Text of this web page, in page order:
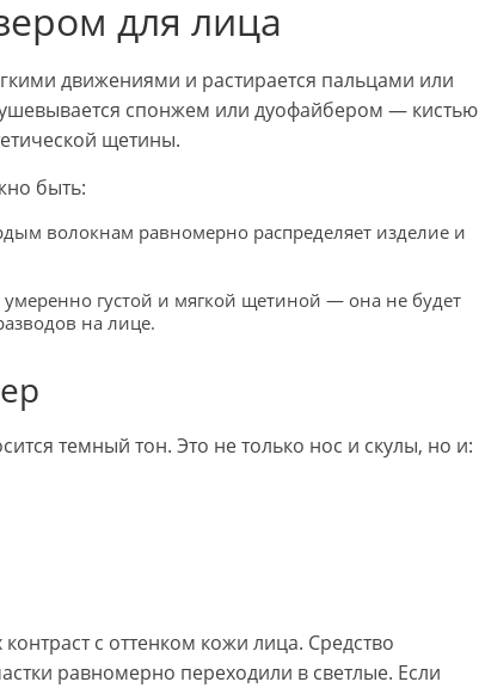
для лица
движениями и растирается пальцами или
спонжем или дуофайбером — кистью
щетины.
быть:
волокнам равномерно распределяет изделие и
густой и мягкой щетиной — она ​​не будет
на лице.
темный тон. Это не только нос и скулы, но и:
с оттенком кожи лица. Средство
равномерно переходили в светлые. Если